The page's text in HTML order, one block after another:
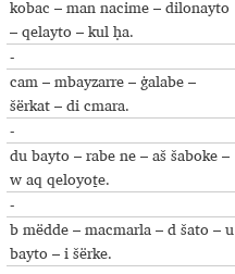
kobac – man nacime – dilonayto
– qelayto – kul ḥa.
-
cam – mbayzarre – ġalabe –
šërkat – di cmara.
-
du bayto – rabe ne – aš šaboke –
w aq qeloyoṯe.
-
b mëdde – macmarla – d šato – u
bayto – i šërke.